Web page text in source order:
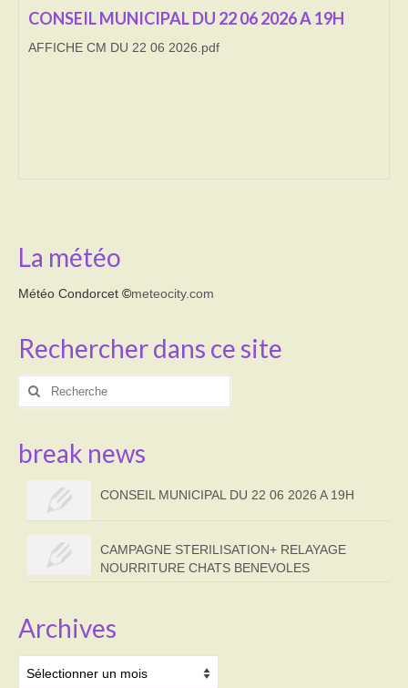
CONSEIL MUNICIPAL DU 22 06 2026 A 19H
AFFICHE CM DU 22 06 2026.pdf
La météo
Météo Condorcet ©meteocity.com
Rechercher dans ce site
Rechercher
break news
CONSEIL MUNICIPAL DU 22 06 2026 A 19H
CAMPAGNE STERILISATION+ RELAYAGE
NOURRITURE CHATS BENEVOLES
Archives